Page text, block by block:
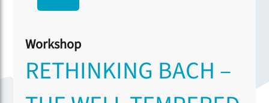
Workshop
RETHINKING BACH –